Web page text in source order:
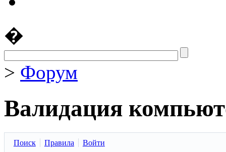
�
> Форум
Валидация
Поиск Правила Войти